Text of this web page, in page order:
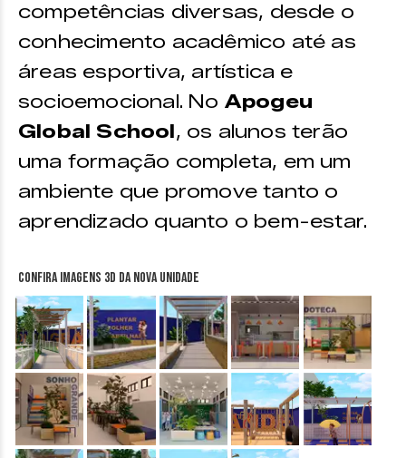
competências diversas, desde o
conhecimento acadêmico até as
áreas esportiva, artística e
socioemocional. No Apogeu
Global School, os alunos terão
uma formação completa, em um
ambiente que promove tanto o
aprendizado quanto o bem-estar.
Confira imagens 3D da nova unidade
&nbsp; &nbsp; &nbsp; &nbsp; &nbsp;
&nbsp; &nbsp; &nbsp; &nbsp; &nbsp;